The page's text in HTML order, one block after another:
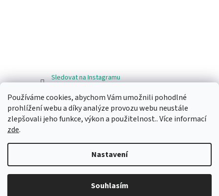
Používáme cookies, abychom Vám umožnili pohodlné
prohlížení webu a díky analýze provozu webu neustále
zlepšovali jeho funkce, výkon a použitelnost.. Více informací
zde.
Nastavení
Souhlasím
Sledovat na Instagramu
Facebook
Vytvořil Shoptet
Ragos.cz. Všechna práva vyhrazena.